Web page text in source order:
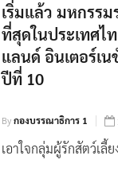
เริ่มแล้ว มหกรร
ที่สุดในประเทศไ
แลนด์ อินเตอร์เ
ปีที่ 10
Byกองบรรณาธิการ 1
เอาใจกลุ่มผู้รักสัตว์เ